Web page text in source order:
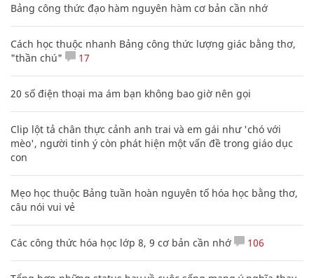
Bảng công thức đạo hàm nguyên hàm cơ bản cần nhớ
Cách học thuộc nhanh Bảng công thức lượng giác bằng thơ,
"thần chú"
17
20 số điện thoại ma ám bạn không bao giờ nên gọi
Clip lột tả chân thực cảnh anh trai và em gái như 'chó với
mèo', người tinh ý còn phát hiện một vấn đề trong giáo dục
con
Mẹo học thuộc Bảng tuần hoàn nguyên tố hóa học bằng thơ,
câu nói vui vẻ
Các công thức hóa học lớp 8, 9 cơ bản cần nhớ 106